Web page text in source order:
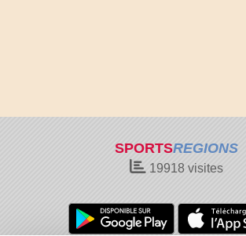
SPORTSREGIONS
19918visites